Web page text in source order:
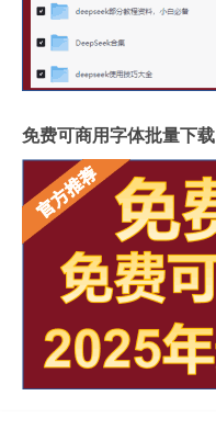
免费可商用字体批量下载